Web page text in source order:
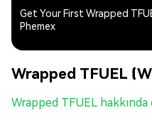
Get Your First Wrapped
Phemex
Wrapped TFUEL
Wrapped TFUEL